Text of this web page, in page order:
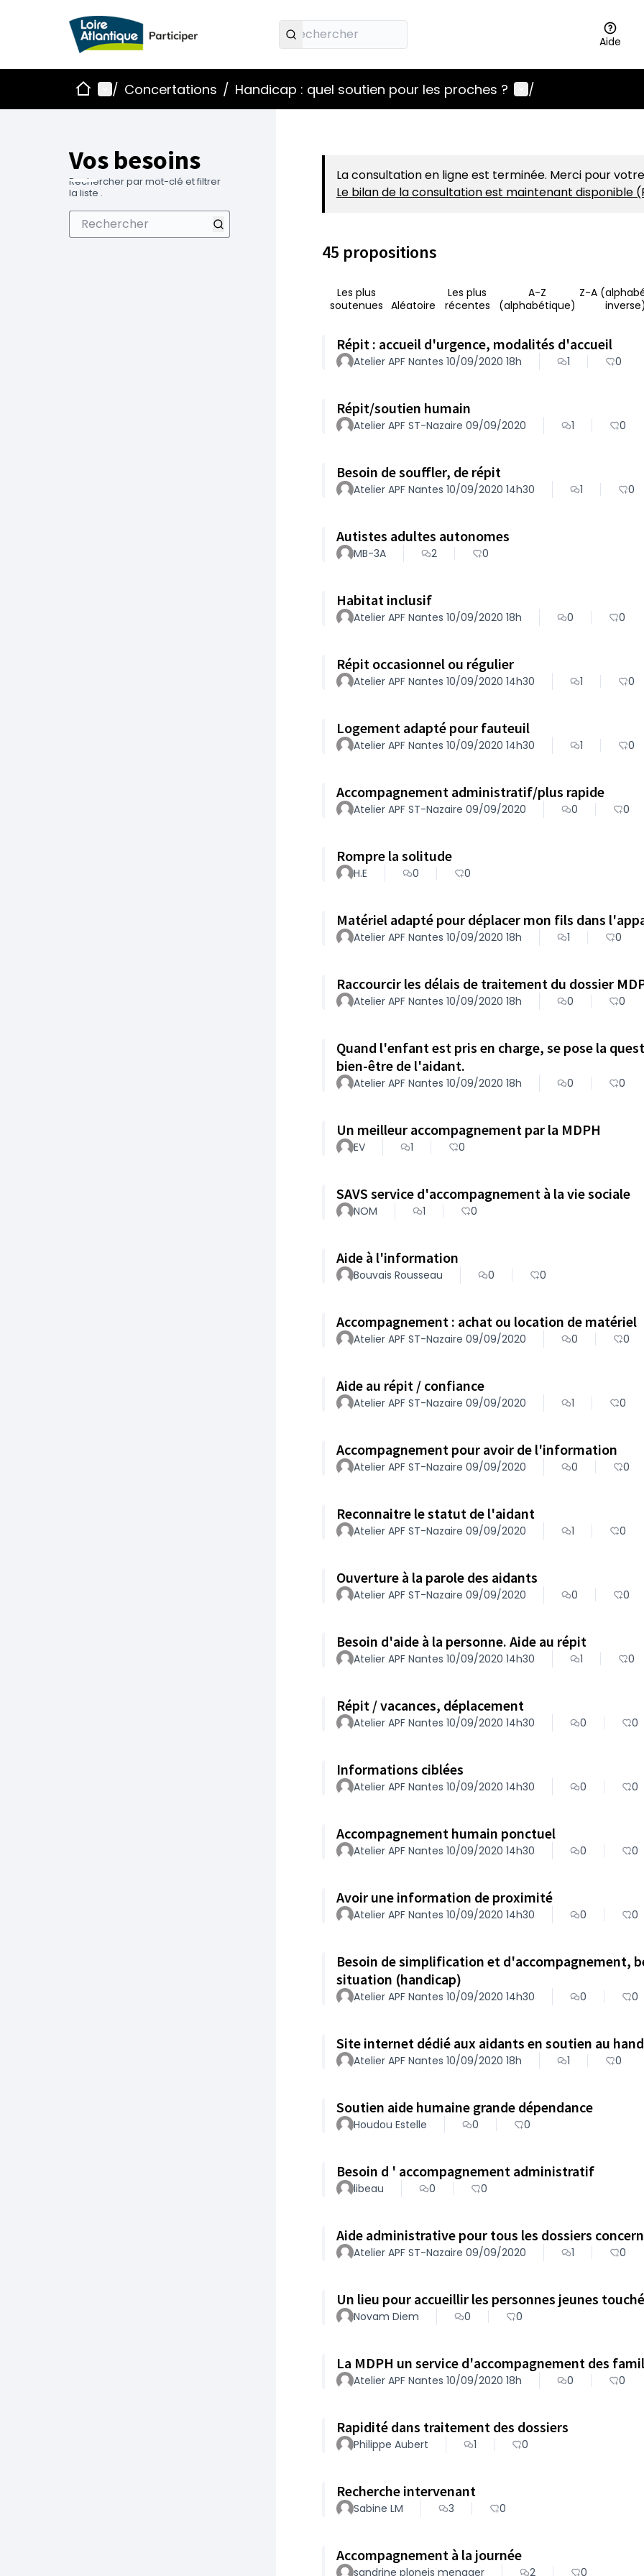
Aide
AccueilMenu principal
/ Concertations / Handicap : quel soutien pour les proches ? Menu utilisateur
/
Vos besoins
Rechercher par mot-clé et filtrer
la liste .
La consultation en ligne est terminée. Merci pour
Le bilan de la consultation est maintenant disponible
45 propositions
Les plus
soutenues
Aléatoire
Les plus
récentes
A-Z
(alphabétique)
Z-A
inverse)
Répit : accueil d'urgence, modalités d'accueil
Atelier APF Nantes 10/09/2020 18h 1 0
Répit/soutien humain
Atelier APF ST-Nazaire 09/09/2020 1 0
Besoin de souffler, de répit
Atelier APF Nantes 10/09/2020 14h30 1 0
Autistes adultes autonomes
MB-3A 2 0
Habitat inclusif
Atelier APF Nantes 10/09/2020 18h 0 0
Répit occasionnel ou régulier
Atelier APF Nantes 10/09/2020 14h30 1 0
Logement adapté pour fauteuil
Atelier APF Nantes 10/09/2020 14h30 1 0
Accompagnement administratif/plus rapide
Atelier APF ST-Nazaire 09/09/2020 0 0
Rompre la solitude
H.E 0 0
Matériel adapté pour déplacer mon fils dans
Atelier APF Nantes 10/09/2020 18h 1 0
Raccourcir les délais de traitement du dossier
Atelier APF Nantes 10/09/2020 18h 0 0
Quand l'enfant est pris en charge, se pose la
bien-être de l'aidant.
Atelier APF Nantes 10/09/2020 18h 0 0
Un meilleur accompagnement par la MDPH
EV 1 0
SAVS service d'accompagnement à la vie sociale
NOM 1 0
Aide à l'information
Bouvais Rousseau 0 0
Accompagnement : achat ou location de matériel
Atelier APF ST-Nazaire 09/09/2020 0 0
Aide au répit / confiance
Atelier APF ST-Nazaire 09/09/2020 1 0
Accompagnement pour avoir de l'information
Atelier APF ST-Nazaire 09/09/2020 0 0
Reconnaitre le statut de l'aidant
Atelier APF ST-Nazaire 09/09/2020 1 0
Ouverture à la parole des aidants
Atelier APF ST-Nazaire 09/09/2020 0 0
Besoin d'aide à la personne. Aide au répit
Atelier APF Nantes 10/09/2020 14h30 1 0
Répit / vacances, déplacement
Atelier APF Nantes 10/09/2020 14h30 0 0
Informations ciblées
Atelier APF Nantes 10/09/2020 14h30 0 0
Accompagnement humain ponctuel
Atelier APF Nantes 10/09/2020 14h30 0 0
Avoir une information de proximité
Atelier APF Nantes 10/09/2020 14h30 0 0
Besoin de simplification et d'accompagnement,
situation (handicap)
Atelier APF Nantes 10/09/2020 14h30 0 0
Site internet dédié aux aidants en soutien au
Atelier APF Nantes 10/09/2020 18h 1 0
Soutien aide humaine grande dépendance
Houdou Estelle 0 0
Besoin d ' accompagnement administratif
libeau 0 0
Aide administrative pour tous les dossiers
Atelier APF ST-Nazaire 09/09/2020 1 0
Un lieu pour accueillir les personnes jeunes
Novam Diem 0 0
La MDPH un service d'accompagnement des
Atelier APF Nantes 10/09/2020 18h 0 0
Rapidité dans traitement des dossiers
Philippe Aubert 1 0
Recherche intervenant
Sabine LM 3 0
Accompagnement à la journée
sandrine ploneis menager 2 0